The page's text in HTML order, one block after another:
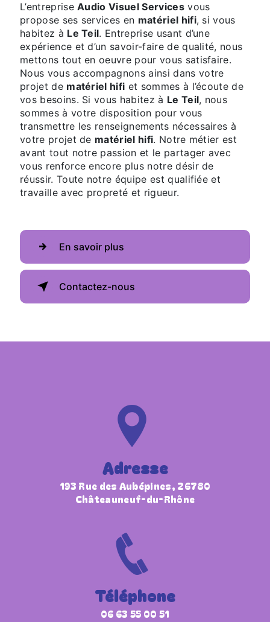
L’entrepriseAudio Visuel Servicesvous
propose ses services en matériel hifi, si vous
habitez à Le Teil. Entreprise usant d’une
expérience et d’un savoir-faire de qualité, nous
mettons tout en oeuvre pour vous satisfaire.
Nous vous accompagnons ainsi dans votre
projet de matériel hifi et sommes à l’écoute de
vos besoins. Si vous habitez à Le Teil, nous
sommes à votre disposition pour vous
transmettre les renseignements nécessaires à
votre projet de matériel hifi. Notre métier est
avant tout notre passion et le partager avec
vous renforce encore plus notre désir de
réussir. Toute notre équipe est qualifiée et
travaille avec propreté et rigueur.
En savoir plus
Contactez-nous
Adresse
193 Rue des Aubépines, 26780
Châteauneuf-du-Rhône
Téléphone
06 63 55 00 51